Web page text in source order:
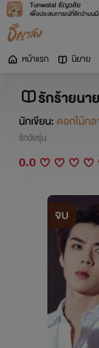
Tunwalai ธัญวลัย
เพื่อประสบการณ์ที่ดีกว่าบน
หน้าแรก นิยาย
รักร้ายนา
นักเขียน: ดอกไม้ก
รักวัยรุ่น
0.0
จบ